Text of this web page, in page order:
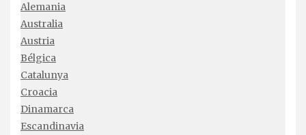
Alemania
Australia
Austria
Bélgica
Catalunya
Croacia
Dinamarca
Escandinavia